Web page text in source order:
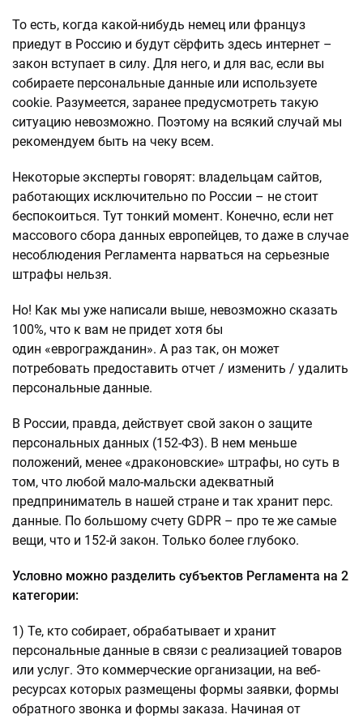
То есть, когда какой-нибудь немец или француз
приедут в Россию и будут сёрфить здесь интернет –
закон вступает в силу. Для него, и для вас, если вы
собираете персональные данные или используете
cookie. Разумеется, заранее предусмотреть такую
ситуацию невозможно. Поэтому на всякий случай мы
рекомендуем быть на чеку всем.
Некоторые эксперты говорят: владельцам сайтов,
работающих исключительно по России – не стоит
беспокоиться. Тут тонкий момент. Конечно, если нет
массового сбора данных европейцев, то даже в случае
несоблюдения Регламента нарваться на серьезные
штрафы нельзя.
Но! Как мы уже написали выше, невозможно сказать
100%, что к вам не придет хотя бы
один «еврогражданин». А раз так, он может
потребовать предоставить отчет / изменить / удалить
персональные данные.
В России, правда, действует свой закон о защите
персональных данных (152-ФЗ). В нем меньше
положений, менее «драконовские» штрафы, но суть в
том, что любой мало-мальски адекватный
предприниматель в нашей стране и так хранит перс.
данные. По большому счету GDPR – про те же самые
вещи, что и 152-й закон. Только более глубоко.
Условно можно разделить субъектов Регламента на 2
категории:
1) Те, кто собирает, обрабатывает и хранит
персональные данные в связи с реализацией товаров
или услуг. Это коммерческие организации, на веб-
ресурсах которых размещены формы заявки, формы
обратного звонка и формы заказа. Начиная от